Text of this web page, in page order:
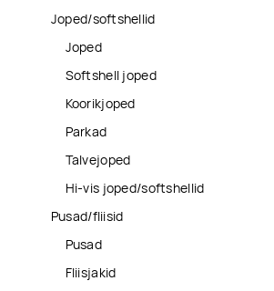
Joped/softshellid
Joped
Softshell joped
Koorikjoped
Parkad
Talvejoped
Hi-vis joped/softshellid
Pusad/fliisid
Pusad
Fliisjakid